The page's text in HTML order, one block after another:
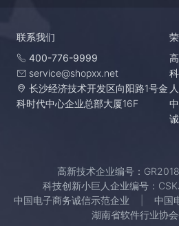
联系我们
400-776-9999
service@shopxx.net
长沙经济技术开发区向阳路1号金
科时代中心企业总部大厦16F
高新技术企业编号：
科技创新小巨人企业编号：
中国电子商务诚信示范企业
中国
湖南省软件行业协